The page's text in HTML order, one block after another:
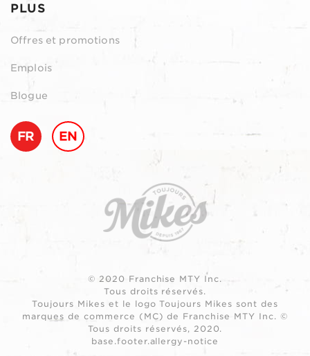
PLUS
Offres et promotions
Emplois
Blogue
FR EN
© 2020 Franchise MTY Inc.
Tous droits réservés.
Toujours Mikes et le logo Toujours Mikes sont des
marques de commerce (MC) de Franchise MTY Inc. ©
Tous droits réservés, 2020.
base.footer.allergy-notice